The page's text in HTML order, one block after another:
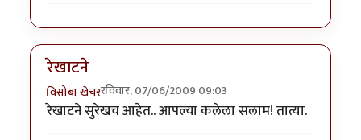
रेखाटने
विसोबा खेचररविवार, 07/06/2009 09:03
रेखाटने सुरेखच आहेत.. आपल्या कलेला सलाम! तात्या.